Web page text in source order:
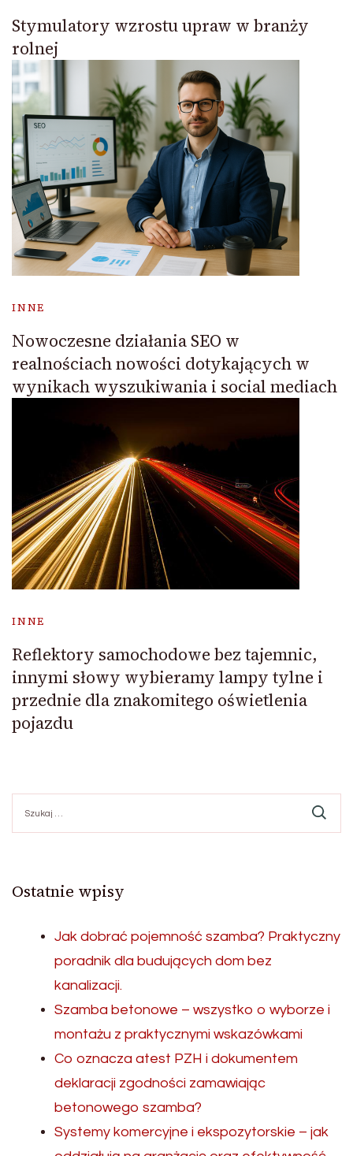
Stymulatory wzrostu upraw w branży
rolnej
INNE
Nowoczesne działania SEO w
realnościach nowości dotykających w
wynikach wyszukiwania i social mediach
INNE
Reflektory samochodowe bez tajemnic,
innymi słowy wybieramy lampy tylne i
przednie dla znakomitego oświetlenia
pojazdu
Ostatnie wpisy
Jak dobrać pojemność szamba? Praktyczny
poradnik dla budujących dom bez
kanalizacji.
Szamba betonowe – wszystko o wyborze i
montażu z praktycznymi wskazówkami
Co oznacza atest PZH i dokumentem
deklaracji zgodności zamawiając
betonowego szamba?
Systemy komercyjne i ekspozytorskie – jak